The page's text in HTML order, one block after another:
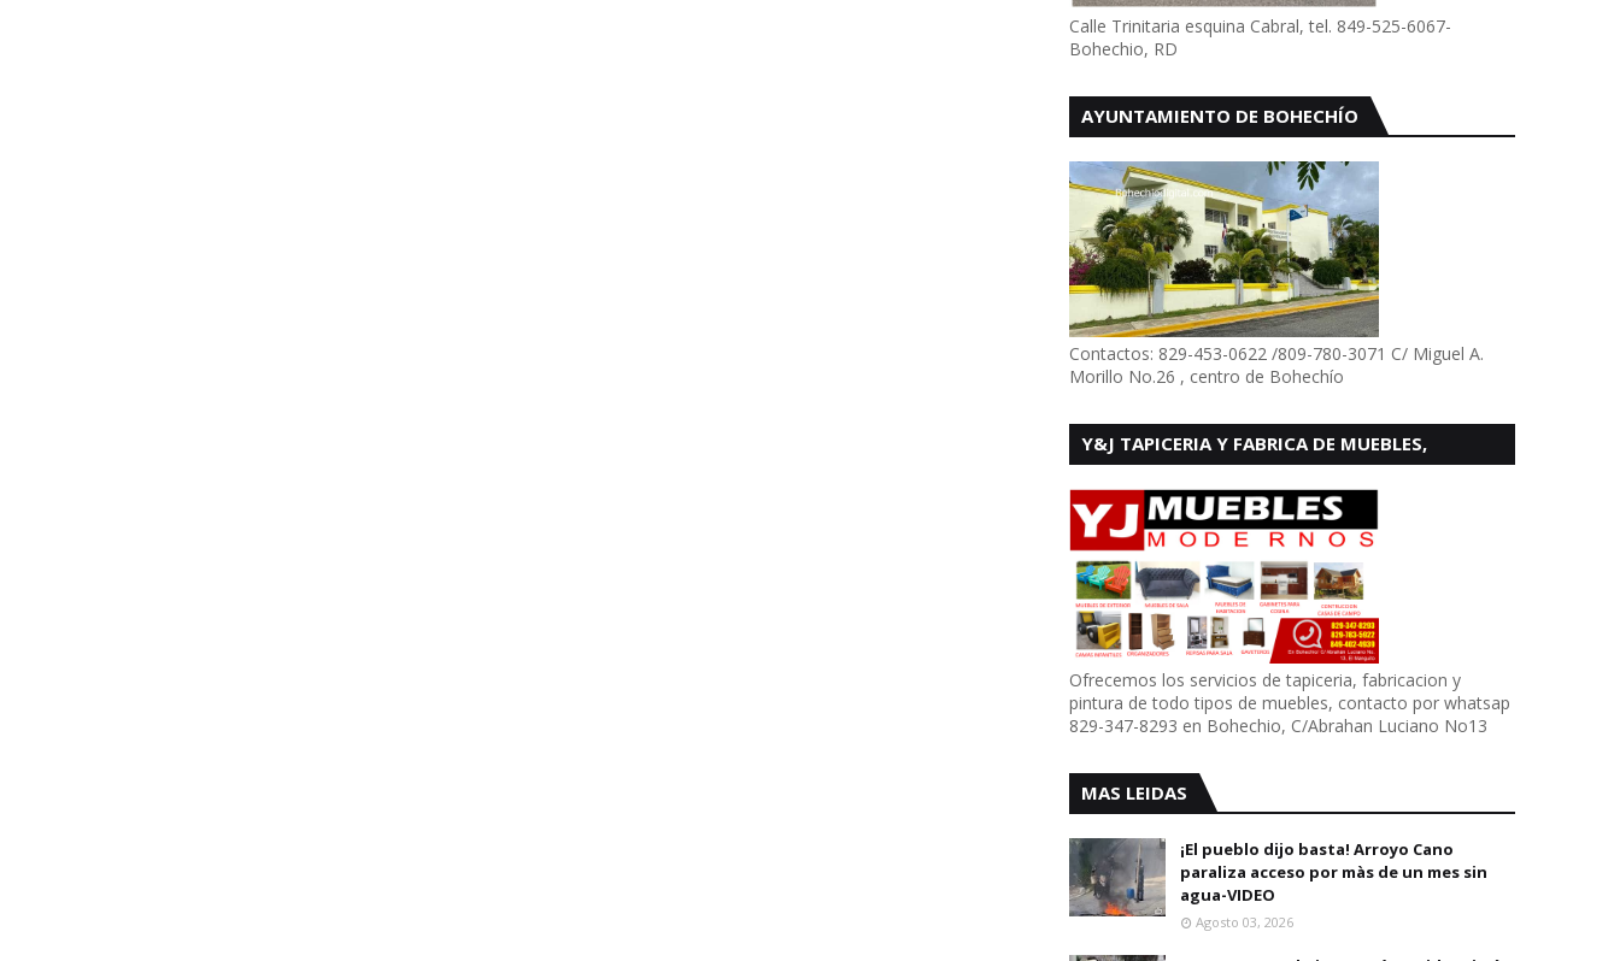
Calle Trinitaria esquina Cabral, tel. 849-525-6067-
Bohechio, RD
AYUNTAMIENTO DE BOHECHÍO
Contactos: 829-453-0622 /809-780-3071 C/ Miguel A.
Morillo No.26 , centro de Bohechío
Y&J TAPICERIA Y FABRICA DE MUEBLES,
Ofrecemos los servicios de tapiceria, fabricacion y
pintura de todo tipos de muebles, contacto por whatsap
829-347-8293 en Bohechio, C/Abrahan Luciano No13
MAS LEIDAS
¡El pueblo dijo basta! Arroyo Cano
paraliza acceso por màs de un mes sin
agua-VIDEO
Agosto 03, 2026